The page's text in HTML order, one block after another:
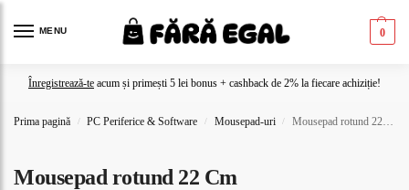
MENU 0
Înregistrează-te acum și primești 5 lei bonus + cashback de 2% la fiecare achiziție!
Prima pagină / PC Periferice & Software / Mousepad-uri / Mousepad rotund 22 Cm
Mousepad rotund 22 Cm